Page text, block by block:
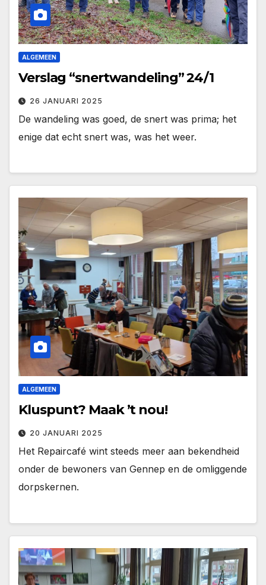
ALGEMEEN
Verslag “snertwandeling” 24/1
26 JANUARI 2025
De wandeling was goed, de snert was prima; het
enige dat echt snert was, was het weer.
ALGEMEEN
Kluspunt? Maak ’t nou!
20 JANUARI 2025
Het Repaircafé wint steeds meer aan bekendheid
onder de bewoners van Gennep en de omliggende
dorpskernen.